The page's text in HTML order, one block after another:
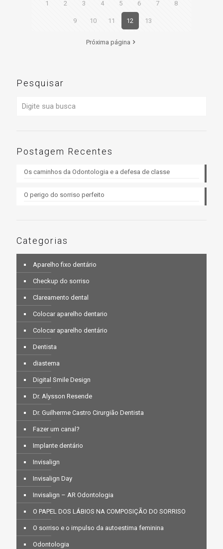
1 2 3 4 5 6 7 8
9 10 11 12 13
Próxima página
Pesquisar
Postagem Recentes
Os caminhos da Odontologia e a defesa de classe
O perigo do sorriso perfeito
Categorias
Aparelho fixo dentário
Checkup do sorriso
Clareamento dental
Colocar aparelho dentario
Colocar aparelho dentário
Dentista
diastema
Digital Smile Design
Dr. Alysson Resende
Dr. Guilherme Castro Cirurgião Dentista
Fazer um canal?
Implante dentário
Invisalign
Invisalign Day
Invisalign – AR Odontologia
O PAPEL DOS LÁBIOS NA COMPOSIÇÃO DO SORRISO
O sorriso e o impulso da autoestima feminina
Odontologia